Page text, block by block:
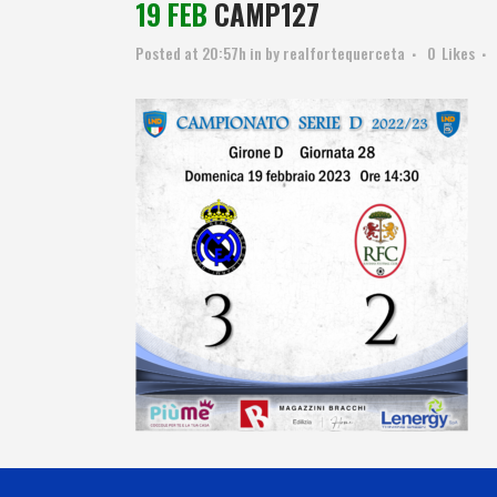
19 FEB CAMP127
Posted at 20:57h in byrealfortequerceta 0 Likes